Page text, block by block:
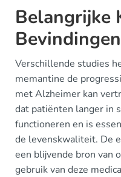
Belangrijke
Bevindingen
Verschillende studies
memantine de
met Alzheimer kan
dat patiënten langer in
functioneren en is
de levenskwaliteit. De
een blijvende bron van
gebruik van deze